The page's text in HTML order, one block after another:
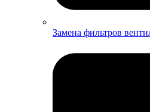
Замена фильтров